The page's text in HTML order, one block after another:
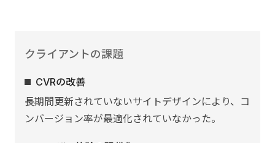
クライアントの課題
CVRの改善
長期間更新されていないサイトデザインにより、コ
ンバージョン率が最適化されていなかった。